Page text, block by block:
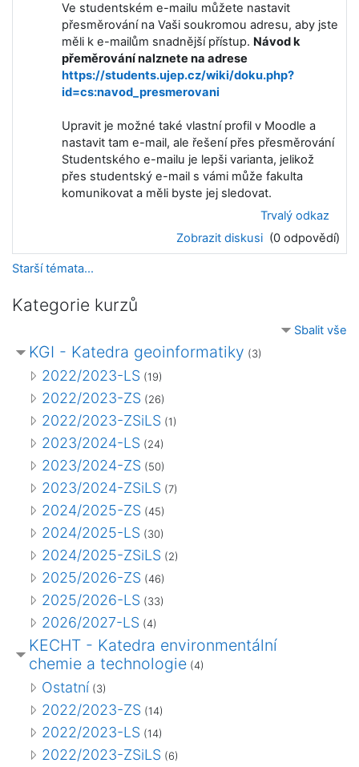
Ve studentském e-mailu můžete nastavit
přesměrování na Vaši soukromou adresu, aby jste
měli k e-mailům snadnější přístup. Návod k
přeměrování nalznete na adrese
https://students.ujep.cz/wiki/doku.php?
id=cs:navod_presmerovani
Upravit je možné také vlastní profil v Moodle a
nastavit tam e-mail, ale řešení přes přesměrování
Studentského e-mailu je lepši varianta, jelikož
přes studentský e-mail s vámi může fakulta
komunikovat a měli byste jej sledovat.
Trvalý odkaz
Zobrazit diskusi (0 odpovědí)
Starší témata...
Kategorie kurzů
Sbalit vše
KGI - Katedra geoinformatiky (3)
2022/2023-LS (19)
2022/2023-ZS (26)
2022/2023-ZSiLS (1)
2023/2024-LS (24)
2023/2024-ZS (50)
2023/2024-ZSiLS (7)
2024/2025-ZS (45)
2024/2025-LS (30)
2024/2025-ZSiLS (2)
2025/2026-ZS (46)
2025/2026-LS (33)
2026/2027-LS (4)
KECHT - Katedra environmentální
chemie a technologie (4)
Ostatní (3)
2022/2023-ZS (14)
2022/2023-LS (14)
2022/2023-ZSiLS (6)